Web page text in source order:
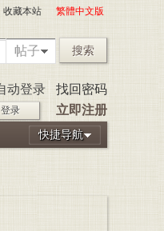
收藏本站 繁體中文版
帖子 搜索
动登录
找回密码
登录 立即注册
快捷导航